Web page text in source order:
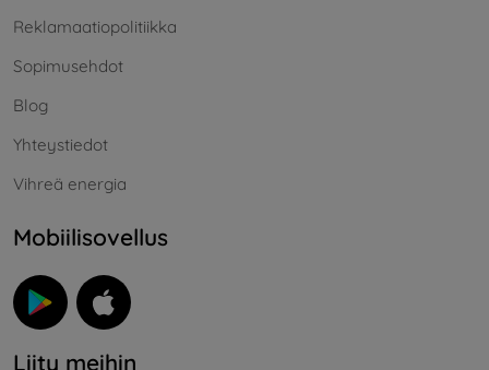
Reklamaatiopolitiikka
Sopimusehdot
Blog
Yhteystiedot
Vihreä energia
Mobiilisovellus
Liity meihin